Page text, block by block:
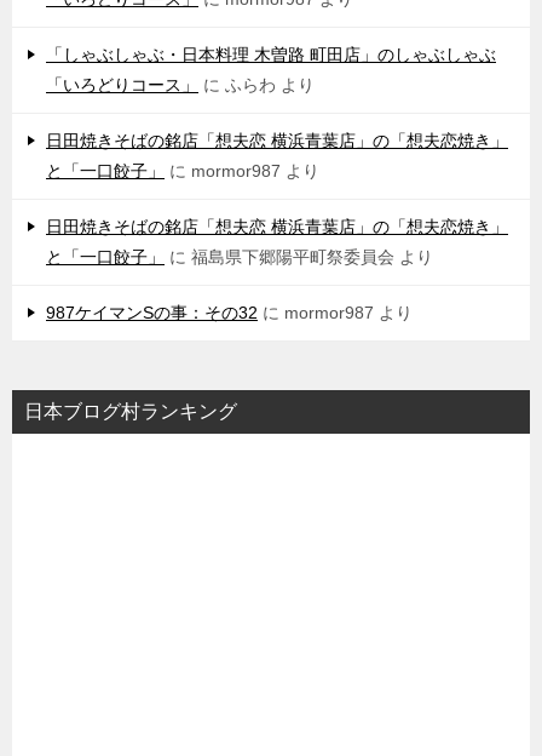
「しゃぶしゃぶ・日本料理 木曽路 町田店」のしゃぶしゃぶ
「いろどりコース」
に ふらわ より
日田焼きそばの銘店「想夫恋 横浜青葉店」の「想夫恋焼き」
と「一口餃子」
に mormor987 より
日田焼きそばの銘店「想夫恋 横浜青葉店」の「想夫恋焼き」
と「一口餃子」
に 福島県下郷陽平町祭委員会 より
987ケイマンSの事：その32 に mormor987 より
日本ブログ村ランキング